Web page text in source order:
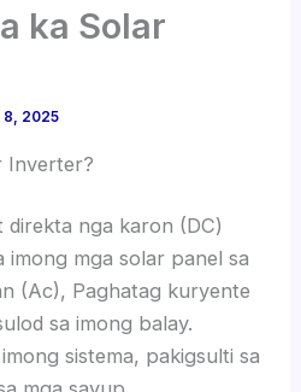
ka Solar
8, 2025
Inverter?
nga karon (DC)
imong mga solar panel sa
(Ac), Paghatag kuryente
sa imong balay.
sistema, pakigsulti sa